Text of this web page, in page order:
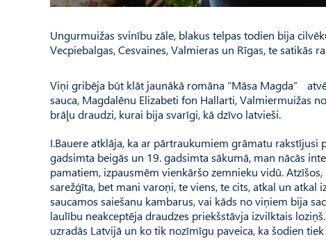
Ungurmuižas svinību zāle, blakus telpas todien bija
Vecpiebalgas, Cesvaines, Valmieras un Rīgas, te satikās
Viņi gribēja būt klāt jaunākā romāna “Māsa Magda”
sauca, Magdalēnu Elizabeti fon Hallarti, Valmiermuižas
brāļu draudzi, kurai bija svarīgi, kā dzīvo latvieši.
I.Bauere atklāja, ka ar pārtraukumiem grāmatu rakstījusi
gadsimta beigās un 19. gadsimta sākumā, man nācās
pamatiem, izpausmēm vienkāršo zemnieku vidū.
sarežģīta, bet mani varoņi, te viens, te cits, atkal un
saucamos saiešanu kambarus, vai kāds no viņiem bija
laulību neakceptēja draudzes priekšstāvja izvilktais
uzradās Latvijā un ko tik nozīmīgu paveica, ka šodien